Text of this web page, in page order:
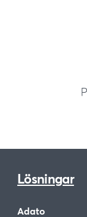
Lösningar
Adato